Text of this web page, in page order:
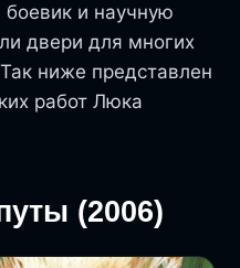
и научную
двери для многих
ниже представлен
работ Люка
(2006)